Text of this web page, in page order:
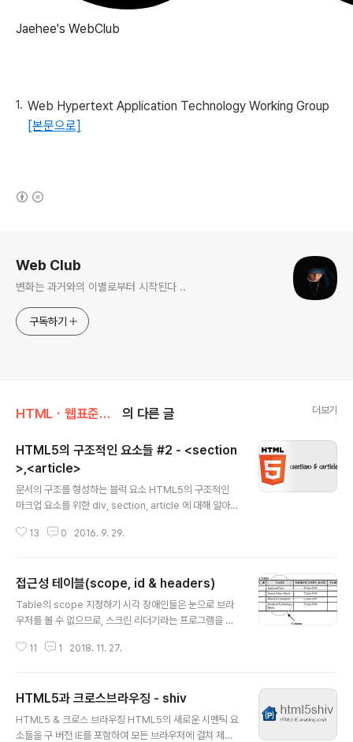
Jaehee's WebClub
Web Hypertext Application Technology Working Group
[본문으로]
Web Club
변화는 과거와의 이별로부터 시작된다 ..
구독하기
HTMLㆍ웹표준ㆍ 웹접근성 의 다른 글 더보기
HTML5의 구조적인 요소들 #2 - <section
>,<article>
문서의 구조를 형성하는 블럭 요소 HTML5의 구조적인
마크업 요소를 위한 div, section, article 에 대해 알아봅
알고 있고 가장 많이 이용하는 통상적인 컨텐츠 그릇입니
인 문서 또는 어플리케이션의 섹션(구획)을 형성하는 요소
로, 대부분 항상 heading 요소들과(가끔은 heading 요
소들을 로 감싸기도 한다), 그리고 때때로 요소와도 함께 사
요 부분인, 긴 글의 세부사항과 같은 관련 컨텐츠의 묶음,
13 0 2016. 9. 29.
접근성 테이블(scope, id & headers)
Table의 scope 지정하기 시각 장애인들은 눈으로 브라
우저를 볼 수 없으므로, 스크린 리더기라는 프로그램을 통
table의 각 셀에 대한 해당 영역(scope)을 지정하여 프로
있습니다. table의 scope=”col”과 scope=”row” 위
표그림의 경우, 스크린 리더기가 읽는 순서는 “면적195 →
매매가87,500 → 전세가38,500″ 입니다. 면적, 매매가,
11 1 2018. 11. 27.
HTML5과 크로스브라우징 - shiv
HTML5 & 크로스 브라우징 HTML5의 새로운 시멘틱 요
소들을 구 버전 IE를 포함하여 모든 브라우저에 걸쳐 제대